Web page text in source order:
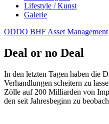
Lifestyle / Kunst
Galerie
ODDO BHF Asset Management
Deal or no Deal
In den letzten Tagen haben die
Verhandlungen scheitern zu
Zölle auf 200 Milliarden von
den seit Jahresbeginn zu